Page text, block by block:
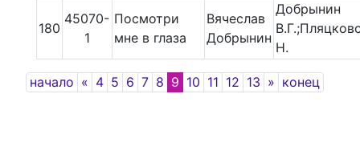
180
45070-
1
Посмотри
мне в глаза
Вячеслав
Добрынин
Добрынин
Н.
начало « Previous
4 5 6 7 8 9 10 11 12 13 » Next
конец